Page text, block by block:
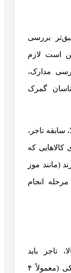
بررسی
است لازم
مدارک،
گمرک
سابقه تاجر،
که
(مانند موز
انجام
تاجر باید
شامل حقوق گمرکی (معمولاً ۴